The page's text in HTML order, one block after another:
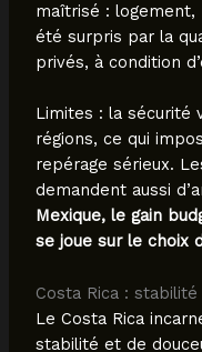
maîtrisé : logement,
été surpris par la
privés, à condition
Limites : la sécurité
régions, ce qui
repérage sérieux.
demandent aussi
Mexique, le gain
se joue sur le choix
Costa Rica :
Le Costa Rica
stabilité et de